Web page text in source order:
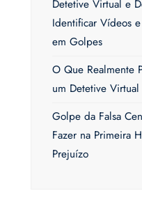
Detetive Virtual e
Identificar Vídeos
em Golpes
O Que Realmente
um Detetive
Golpe da Falsa
Fazer na Primeira
Prejuízo